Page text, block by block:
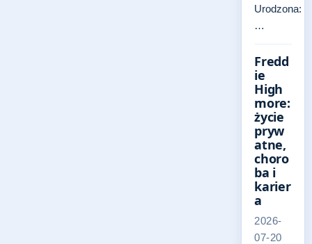
Urodzona:
…
Fredd
ie
High
more:
życie
pryw
atne,
choro
ba i
karier
a
2026-
07-20